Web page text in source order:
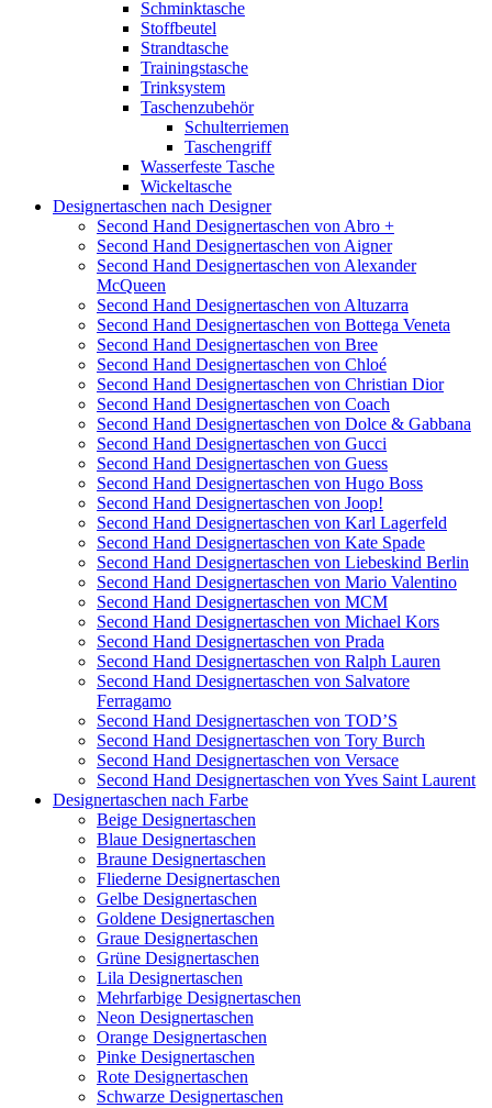
Schminktasche
Stoffbeutel
Strandtasche
Trainingstasche
Trinksystem
Taschenzubehör
Schulterriemen
Taschengriff
Wasserfeste Tasche
Wickeltasche
Designertaschen nach Designer
Second Hand Designertaschen von Abro +
Second Hand Designertaschen von Aigner
Second Hand Designertaschen von Alexander
McQueen
Second Hand Designertaschen von Altuzarra
Second Hand Designertaschen von Bottega Veneta
Second Hand Designertaschen von Bree
Second Hand Designertaschen von Chloé
Second Hand Designertaschen von Christian Dior
Second Hand Designertaschen von Coach
Second Hand Designertaschen von Dolce & Gabbana
Second Hand Designertaschen von Gucci
Second Hand Designertaschen von Guess
Second Hand Designertaschen von Hugo Boss
Second Hand Designertaschen von Joop!
Second Hand Designertaschen von Karl Lagerfeld
Second Hand Designertaschen von Kate Spade
Second Hand Designertaschen von Liebeskind Berlin
Second Hand Designertaschen von Mario Valentino
Second Hand Designertaschen von MCM
Second Hand Designertaschen von Michael Kors
Second Hand Designertaschen von Prada
Second Hand Designertaschen von Ralph Lauren
Second Hand Designertaschen von Salvatore
Ferragamo
Second Hand Designertaschen von TOD’S
Second Hand Designertaschen von Tory Burch
Second Hand Designertaschen von Versace
Second Hand Designertaschen von Yves Saint Laurent
Designertaschen nach Farbe
Beige Designertaschen
Blaue Designertaschen
Braune Designertaschen
Fliederne Designertaschen
Gelbe Designertaschen
Goldene Designertaschen
Graue Designertaschen
Grüne Designertaschen
Lila Designertaschen
Mehrfarbige Designertaschen
Neon Designertaschen
Orange Designertaschen
Pinke Designertaschen
Rote Designertaschen
Schwarze Designertaschen